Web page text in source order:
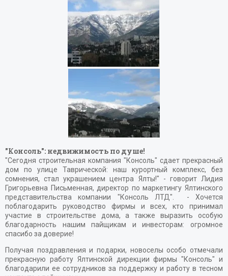
"Консоль": недвижимость по душе!
"Сегодня строительная компания "Консоль" сдает прекрасный
дом по улице Таврической: наш курортный комплекс, без
сомнения, стал украшением центра Ялты!" - говорит Лидия
Григорьевна Письменная, директор по маркетингу Ялтинского
представительства компании "Консоль ЛТД". - Хочется
поблагодарить руководство фирмы и всех, кто принимал
участие в строительстве дома, а также выразить особую
благодарность нашим пайщикам и инвесторам: огромное
спасибо за доверие!
Получая поздравления и подарки, новоселы особо отмечали
прекрасную работу Ялтинской дирекции фирмы "Консоль" и
благодарили ее сотрудников за поддержку и работу в тесном